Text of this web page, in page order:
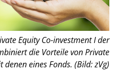
Equity Co-investment I der
die Vorteile von Private
denen eines Fonds. (Bild: zVg)